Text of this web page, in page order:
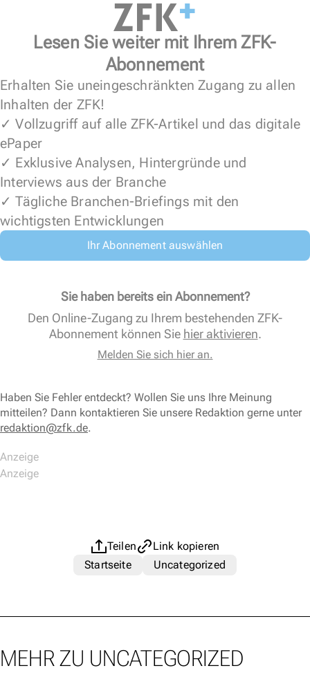
Lesen Sie weiter mit Ihrem ZFK-
Abonnement
Erhalten Sie uneingeschränkten Zugang zu allen
Inhalten der ZFK!
✓ Vollzugriff auf alle ZFK-Artikel und das digitale
ePaper
✓ Exklusive Analysen, Hintergründe und
Interviews aus der Branche
✓ Tägliche Branchen-Briefings mit den
wichtigsten Entwicklungen
Ihr Abonnement auswählen
Sie haben bereits ein Abonnement?
Den Online-Zugang zu Ihrem bestehenden ZFK-
Abonnement können Sie hier aktivieren.
Melden Sie sich hier an.
Haben Sie Fehler entdeckt? Wollen Sie uns Ihre Meinung
mitteilen? Dann kontaktieren Sie unsere Redaktion gerne unter
redaktion@zfk.de.
Teilen
Link kopieren
Startseite
Uncategorized
MEHR ZU UNCATEGORIZED